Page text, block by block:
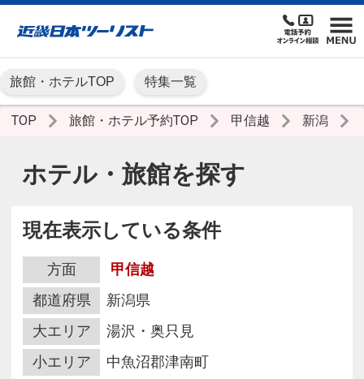
旅館・ホテルTOP 特集一覧
TOP 旅館・ホテル予約TOP 甲信越 新潟
ホテル・旅館を探す
現在表示している条件
方面
甲信越
都道府県
新潟県
大エリア
湯沢・奥只見
小エリア
中魚沼郡津南町